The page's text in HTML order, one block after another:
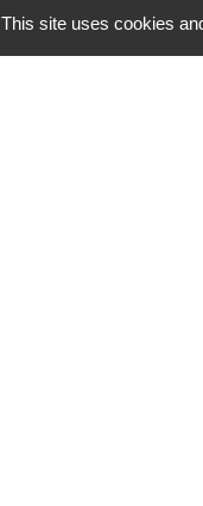
This site uses cookies